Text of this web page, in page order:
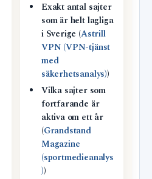
Exakt antal sajter
som är helt lagliga
i Sverige (Astrill
VPN (VPN-tjänst
med
säkerhetsanalys))
Vilka sajter som
fortfarande är
aktiva om ett år
(Grandstand
Magazine
(sportmedieanalys
))